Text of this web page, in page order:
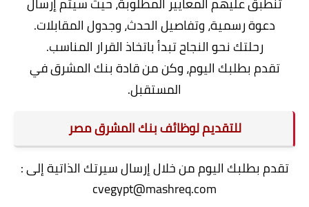
دعوة رسمية، وتفاصيل الحدث، وجدول المقابلات.
رحلتك نحو النجاح تبدأ باتخاذ القرار المناسب.
تقدم بطلبك اليوم، وكن من قادة بنك المشرق في
المستقبل.
للتقديم لوظائف بنك المشرق مصر
تقدم بطلبك اليوم من خلال إرسال سيرتك الذاتية إلى :
cvegypt@mashreq.com